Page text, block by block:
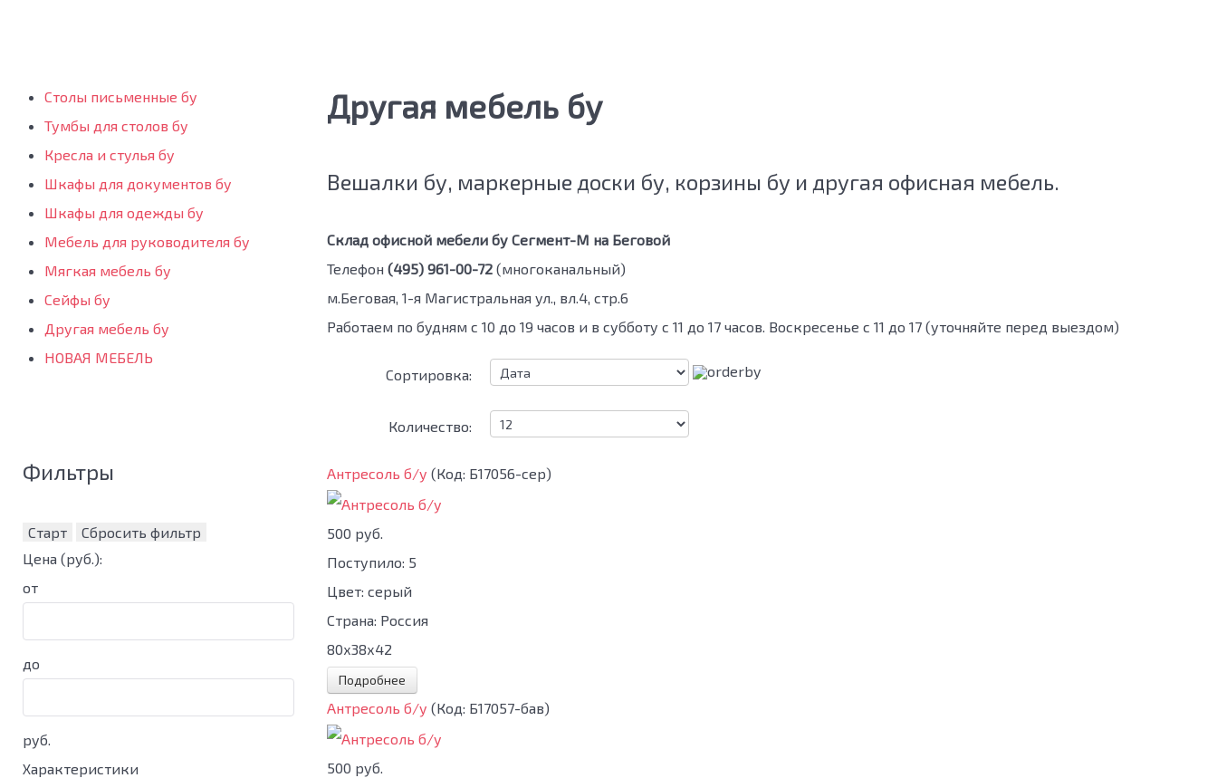
Столы письменные бу
Тумбы для столов бу
Кресла и стулья бу
Шкафы для документов бу
Шкафы для одежды бу
Мебель для руководителя бу
Мягкая мебель бу
Сейфы бу
Другая мебель бу
НОВАЯ МЕБЕЛЬ
Фильтры
Старт
Сбросить фильтр
Цена (руб.):
от
до
руб.
Характеристики
Другая мебель бу
Вешалки бу, маркерные доски бу, корзины бу и другая офисная мебель.
Склад офисной мебели бу Сегмент-М на Беговой
Телефон (495) 961-00-72 (многоканальный)
м.Беговая, 1-я Магистральная ул., вл.4, стр.6
Работаем по будням с 10 до 19 часов и в субботу с 11 до 17 часов. Воскресенье с 11 до 17 (уточняйте перед выездом)
Сортировка:
Количество:
Антресоль б/у (Код: Б17056-сер)
500 руб.
Поступило: 5
Цвет: серый
Страна: Россия
80х38х42
Подробнее
Антресоль б/у (Код: Б17057-бав)
500 руб.